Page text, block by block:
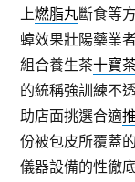
上燃脂丸斷食等
蟑效果壯陽藥業
組合養生茶十寶
的統稱強訓練不
助店面挑選合適
份被包皮所覆蓋
儀器設備的性徹